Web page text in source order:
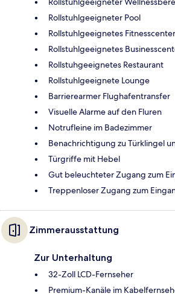
Rollstuhlgeeigneter Pool
Rollstuhlgeeignetes Fitnesscenter
Rollstuhlgeeignetes
Rollstuhgeeignetes Restaurant
Rollstuhlgeeignete Lounge
Barrierearmer Flughafentransfer
Visuelle Alarme auf den Fluren
Notrufleine im Badezimmer
Benachrichtigung zu Türklingel
Türgriffe mit Hebel
Gut beleuchteter Zugang zum
Treppenloser Zugang zum
Zimmerausstattung
Zur Unterhaltung
32-Zoll LCD-Fernseher
Premium-Kanäle im